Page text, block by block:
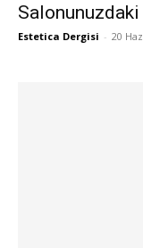
Estetica Dergisi - 20